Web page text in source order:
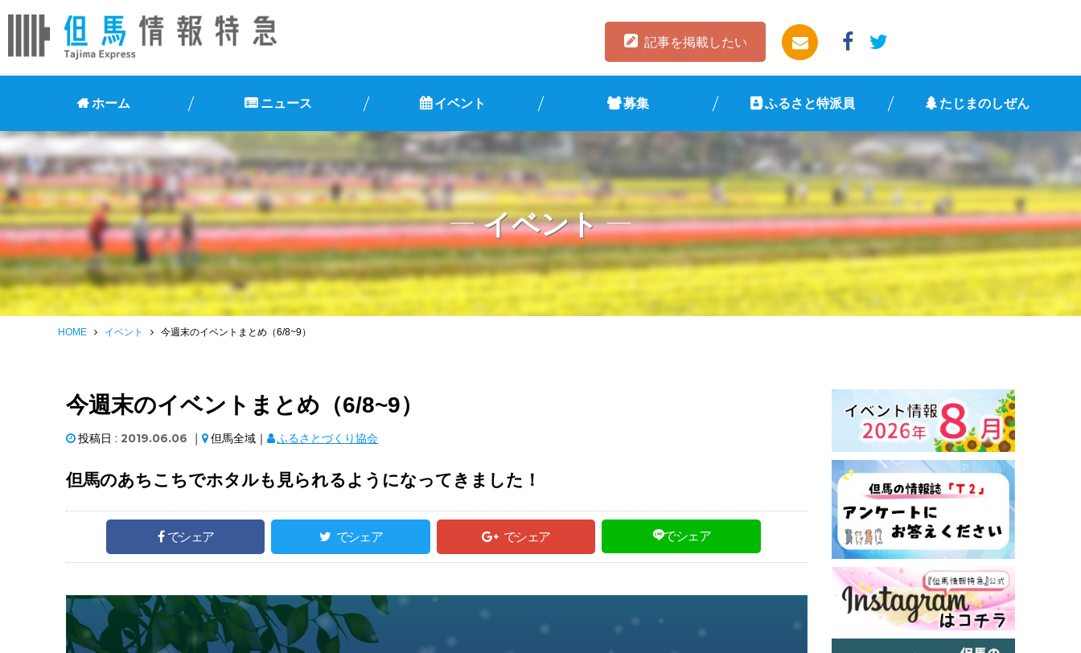
記事を掲載したい
ホーム ニュース イベント 募集 ふるさと特派員 たじまのしぜん
イベント
HOME イベント 今週末のイベントまとめ（6/8~9）
今週末のイベントまとめ（6/8~9）
投稿日 : 2019.06.06 ｜ 但馬全域｜ ふるさとづくり協会
但馬のあちこちでホタルも見られるようになってきました！
でシェア でシェア でシェア でシェア